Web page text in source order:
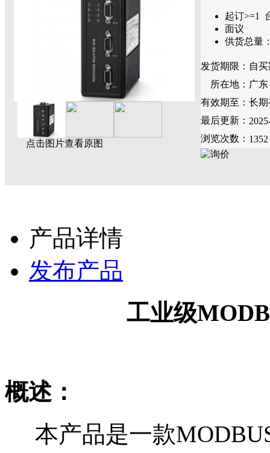
点击图片查看原图
起订>=1
面议
供货总量
发货期限： 自
所在地： 广
有效期至： 长
最后更新：
浏览次数： 1352
产品详情
发布产品
工业级
概述：
本产品是一款